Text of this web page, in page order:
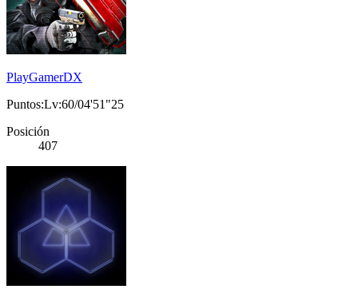
PlayGamerDX
Puntos:Lv:60/04'51"25
Posición
407